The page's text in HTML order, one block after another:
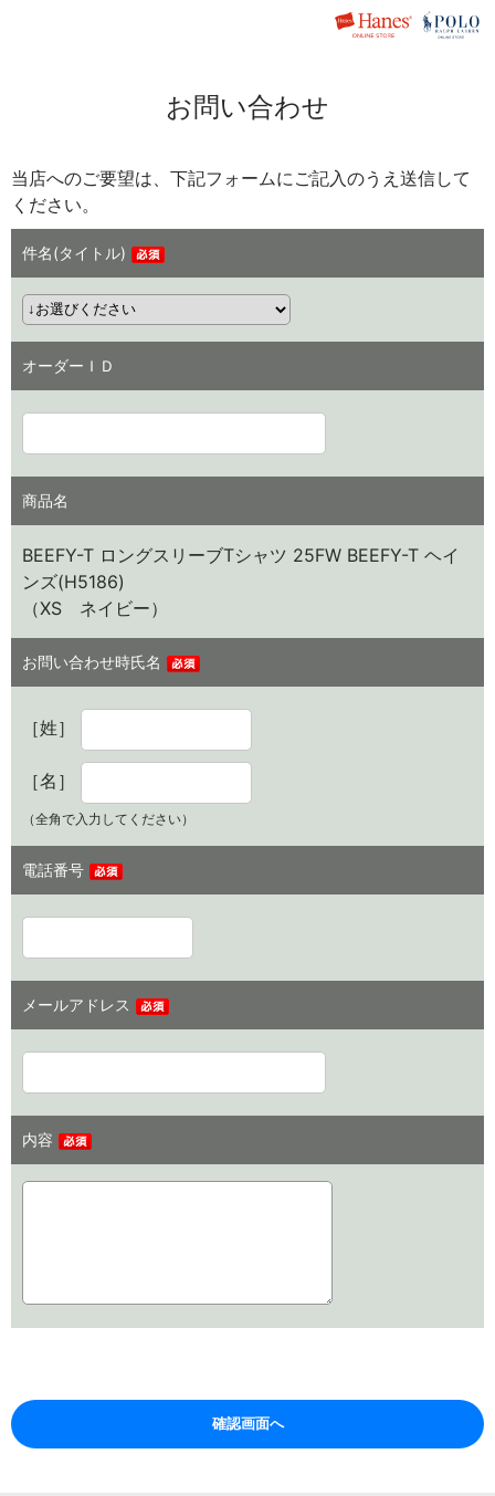
お問い合わせ
当店へのご要望は、下記フォームにご記入のうえ送信して
ください。
件名(タイトル)
オーダーＩＤ
商品名
BEEFY-T ロングスリーブTシャツ 25FW BEEFY-T ヘイ
ンズ(H5186)
（XS ネイビー）
お問い合わせ時氏名
［姓］
［名］
（全角で入力してください）
電話番号
メールアドレス
内容